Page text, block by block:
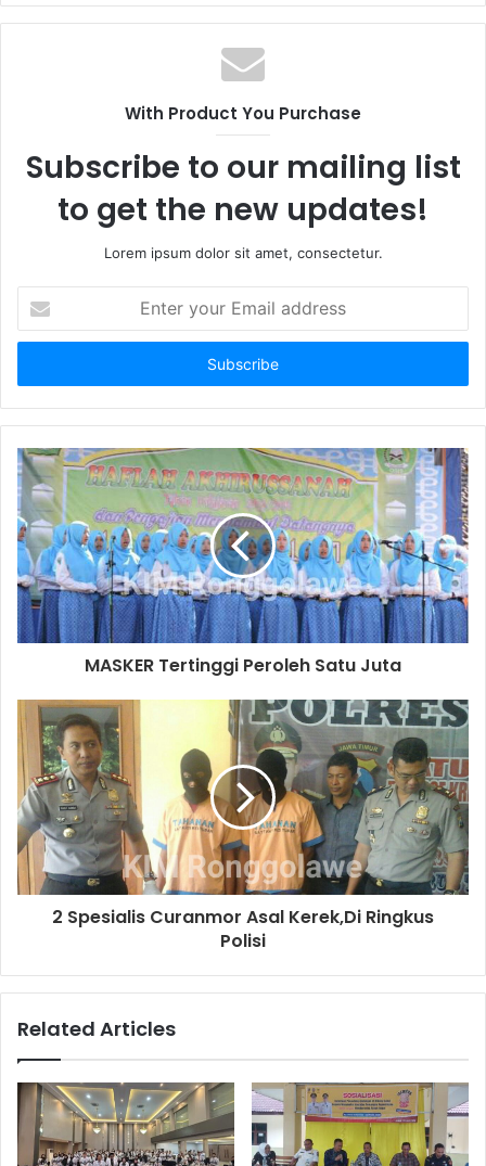
With Product You Purchase
Subscribe to our mailing list
to get the new updates!
Lorem ipsum dolor sit amet, consectetur.
t
r
y
u
r
m
a
i
l
a
d
e
s
s
MASKER Tertinggi Peroleh Satu Juta
2 Spesialis Curanmor Asal Kerek,Di Ringkus
Polisi
Related Articles